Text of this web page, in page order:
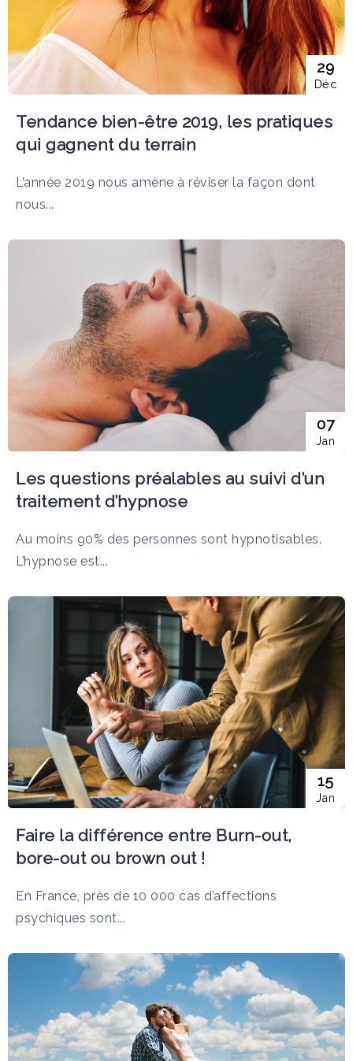
29
Déc
Tendance bien-être 2019, les pratiques
qui gagnent du terrain
L’année 2019 nous amène à réviser la façon dont
nous...
07
Jan
Les questions préalables au suivi d’un
traitement d’hypnose
Au moins 90% des personnes sont hypnotisables.
L’hypnose est...
15
Jan
Faire la différence entre Burn-out,
bore-out ou brown out !
En France, près de 10 000 cas d’affections
psychiques sont...